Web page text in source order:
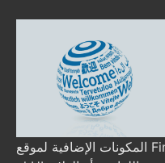
المكونات الإضافية لموقع Fin